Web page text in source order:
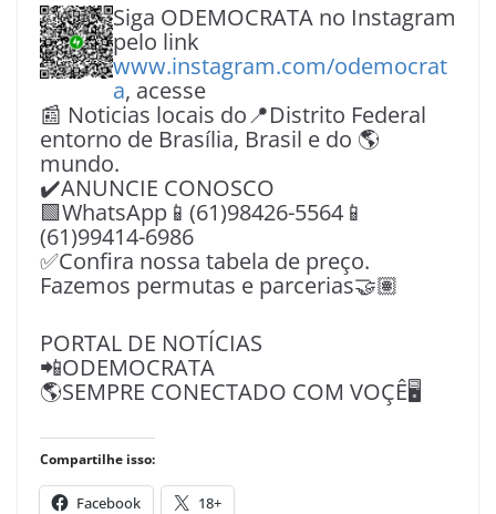
Siga ODEMOCRATA no Instagram
pelo link
www.instagram.com/odemocrat
a, acesse
📰 Noticias locais do📍Distrito Federal
entorno de Brasília, Brasil e do 🌎
mundo.
✔️ANUNCIE CONOSCO
🟩WhatsApp📱(61)98426-5564📱
(61)99414-6986
✅Confira nossa tabela de preço.
Fazemos permutas e parcerias🤝🏽
PORTAL DE NOTÍCIAS
📲ODEMOCRATA
🌎SEMPRE CONECTADO COM VOÇÊ🖥️
Compartilhe isso:
Facebook 18+